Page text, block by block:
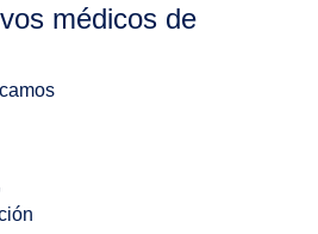
médicos de